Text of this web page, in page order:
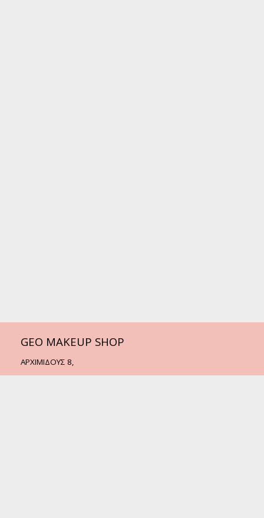
GEO MAKEUP SHOP
ΑΡΧΙΜΙΔΟΥΣ 8,